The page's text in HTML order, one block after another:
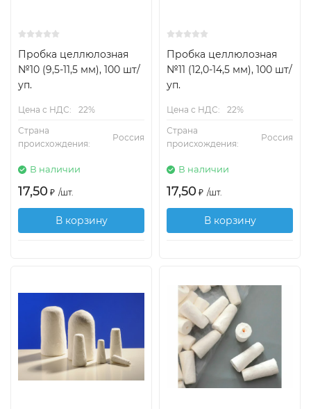
Пробка целлюлозная
№10 (9,5-11,5 мм), 100 шт/
уп.
Цена с НДС:
22%
Страна
происхождения:
Россия
В наличии
17,50 ₽ /шт.
В корзину
Пробка целлюлозная
№11 (12,0-14,5 мм), 100 шт/
уп.
Цена с НДС:
22%
Страна
происхождения:
Россия
В наличии
17,50 ₽ /шт.
В корзину